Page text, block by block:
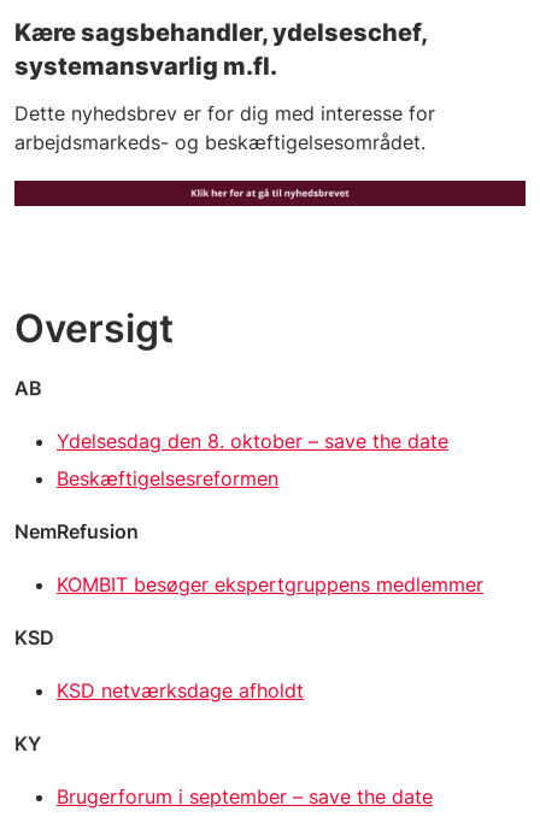
Kære sagsbehandler, ydelseschef,
systemansvarlig m.fl.
Dette nyhedsbrev er for dig med interesse for
arbejdsmarkeds- og beskæftigelsesområdet.
Oversigt
AB
Ydelsesdag den 8. oktober – save the date
Beskæftigelsesreformen
NemRefusion
KOMBIT besøger ekspertgruppens medlemmer
KSD
KSD netværksdage afholdt
KY
Brugerforum i september – save the date